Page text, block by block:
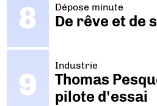
Dépose minute
De rêve et de
Industrie
Thomas
pilote d'essai